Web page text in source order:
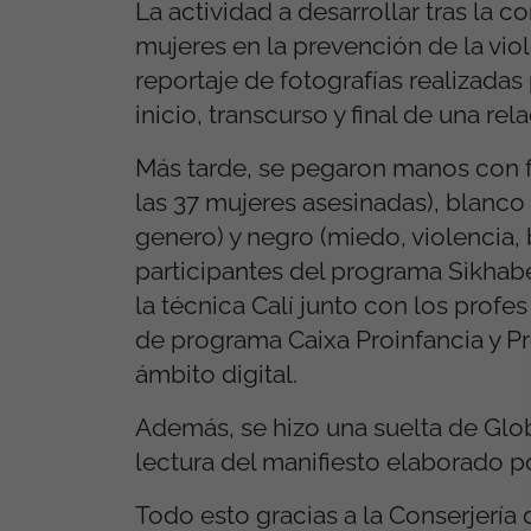
La actividad a desarrollar tras la
mujeres en la prevención de la
reportaje de fotografías
inicio, transcurso y final de una
Más tarde, se pegaron manos
las 37 mujeres asesinadas),
genero) y negro (miedo,
participantes del programa
la técnica Calí junto con los
de programa Caixa Proinfancia y
ámbito digital.
Además, se hizo una suelta de
lectura del manifiesto elaborado
Todo esto gracias a la Conserjería